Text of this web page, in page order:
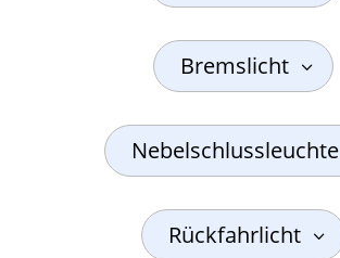
Bremslicht
Nebelschlussleuchte
Rückfahrlicht